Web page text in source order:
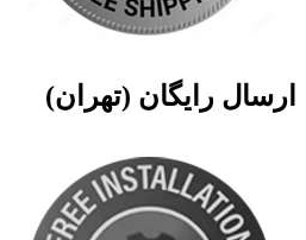
ارسال رایگان (تهران)